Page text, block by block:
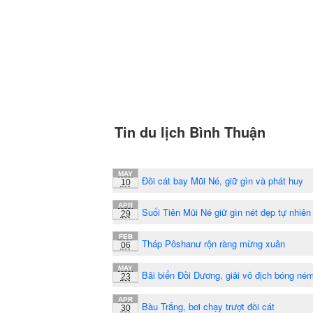
Tin du lịch Bình Thuận
MAY
10 Đồi cát bay Mũi Né, giữ gìn và phát huy
APR
29 Suối Tiên Mũi Né giữ gìn nét đẹp tự nhiên
FEB
06 Tháp Pôshanư rộn ràng mừng xuân
MAY
23 Bãi biển Đồi Dương, giải vô địch bóng
APR
30 Bàu Trắng, bơi chạy trượt đồi cát